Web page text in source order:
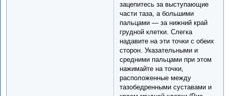
зацепитесь за выступающие
части таза, а большими
пальцами — за нижний край
грудной клетки. Слегка
надавите на эти точки с обеих
сторон. Указательными и
средними пальцами при этом
нажимайте на точки,
расположенные между
тазобедренными суставами и